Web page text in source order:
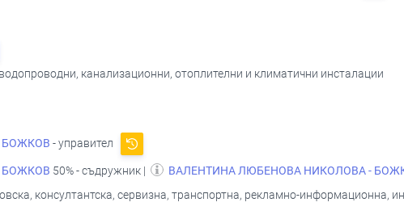
канализационни, отоплителни и климатични инсталации
БОЖКОВ - управител
БОЖКОВ 50% - съдружник |
ВАЛЕНТИНА ЛЮБЕНОВА НИКОЛОВА -
консултантска, сервизна, транспортна, рекламно-информационна,